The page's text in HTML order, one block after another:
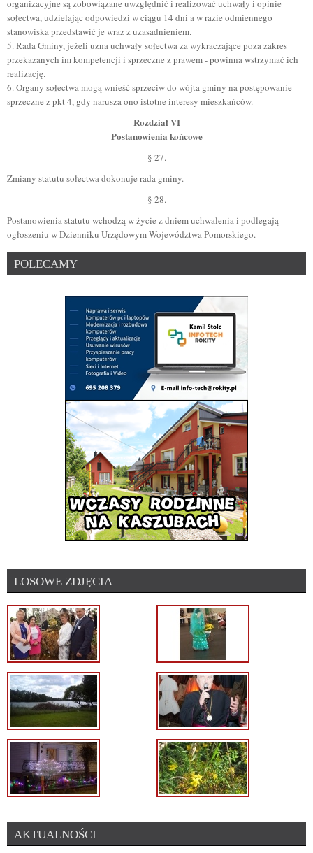
organizacyjne są zobowiązane uwzględnić i realizować uchwały i opinie
sołectwa, udzielając odpowiedzi w ciągu 14 dni a w razie odmiennego
stanowiska przedstawić je wraz z uzasadnieniem.
5. Rada Gminy, jeżeli uzna uchwały sołectwa za wykraczające poza zakres
przekazanych im kompetencji i sprzeczne z prawem - powinna wstrzymać ich
realizację.
6. Organy sołectwa mogą wnieść sprzeciw do wójta gminy na postępowanie
sprzeczne z pkt 4, gdy narusza ono istotne interesy mieszkańców.
Rozdział VI
Postanowienia końcowe
§ 27.
Zmiany statutu sołectwa dokonuje rada gminy.
§ 28.
Postanowienia statutu wchodzą w życie z dniem uchwalenia i podlegają
ogłoszeniu w Dzienniku Urzędowym Województwa Pomorskiego.
POLECAMY
LOSOWE ZDJĘCIA
AKTUALNOŚCI